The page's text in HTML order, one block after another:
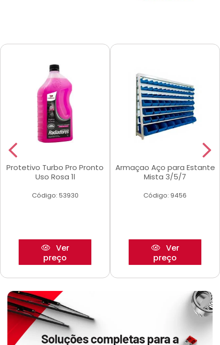
Protetivo Turbo Pro Pronto
Uso Rosa 1l
Código: 53930
Ver
preço
Armaçao Aço para Estante
Mista 3/5/7
Código: 9456
Ver
preço